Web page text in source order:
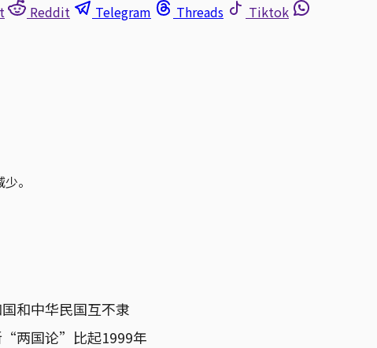
Reddit Telegram Threads
Tiktok
。
和中华民国互不隶
“两国论”比起1999年